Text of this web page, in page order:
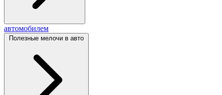
автомобилем
Полезные мелочи в авто